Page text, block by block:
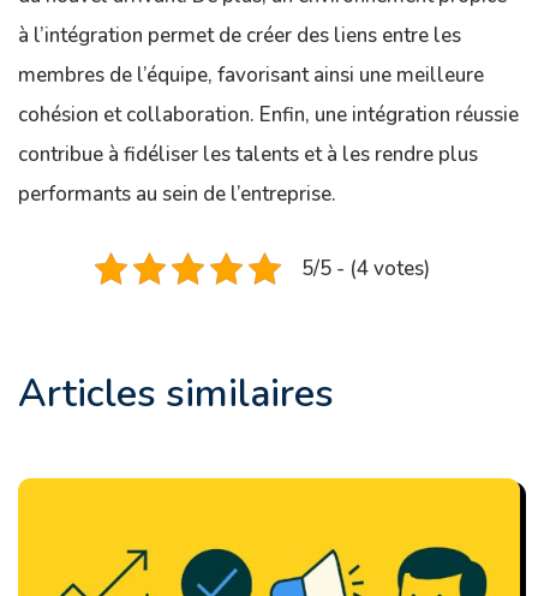
à l’intégration permet de créer des liens entre les
membres de l’équipe, favorisant ainsi une meilleure
cohésion et collaboration. Enfin, une intégration réussie
contribue à fidéliser les talents et à les rendre plus
performants au sein de l’entreprise.
5/5 - (4 votes)
Articles similaires